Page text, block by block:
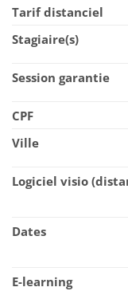
Tarif distanciel
Stagiaire(s)
Session garantie
CPF
Ville
Logiciel visio
Dates
E-learning